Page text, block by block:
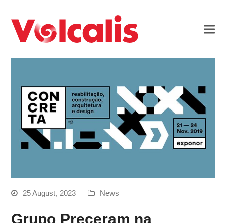
25 August, 2023 News
Grupo Preceram na